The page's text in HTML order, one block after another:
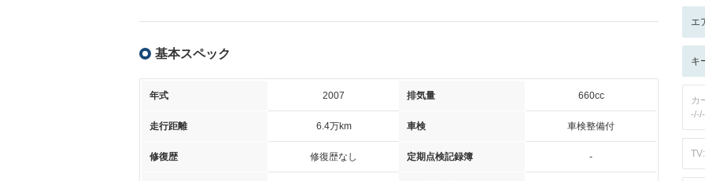
基本スペック
年式 2007 排気量 660cc
走行距離 6.4万km 車検 車検整備付
修復歴 修復歴なし 定期点検記録簿 -
エ
キ
カ